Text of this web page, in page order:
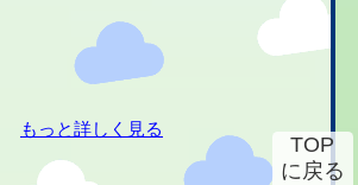
もっと詳しく見る
TOP
に戻る